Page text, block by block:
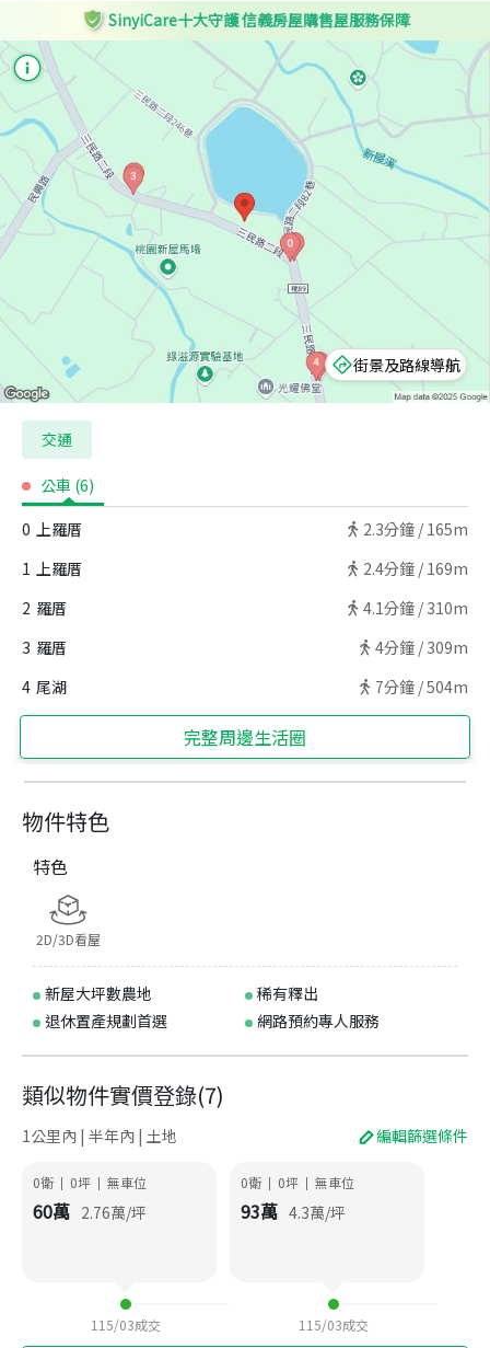
物件特色
特色
2D/3D看屋
新屋大坪數農地
稀有釋出
退休置產規劃首選
網路預約專人服務
SinyiCare十大守護 信義房屋購售屋服務保障
街景及路線導航
交通
公車 (6)
0 上羅厝 2.3分鐘 / 165m
1 上羅厝 2.4分鐘 / 169m
2 羅厝 4.1分鐘 / 310m
3 羅厝 4分鐘 / 309m
4 尾湖 7分鐘 /504m
完整周邊生活圈
類似物件實價登錄(7)
1公里內 | 半年內 | 土地 編輯篩選條件
0衛 | 0坪 | 無車位
60萬 2.76萬/坪
115/03成交
0衛 | 0坪 | 無車位
93萬 4.3萬/坪
115/03成交